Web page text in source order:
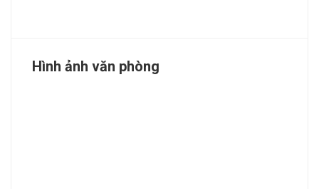
Hình ảnh văn phòng